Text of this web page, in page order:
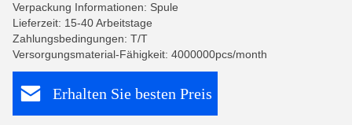
Verpackung Informationen: Spule
Lieferzeit: 15-40 Arbeitstage
Zahlungsbedingungen: T/T
Versorgungsmaterial-Fähigkeit: 4000000pcs/month
Erhalten Sie besten Preis